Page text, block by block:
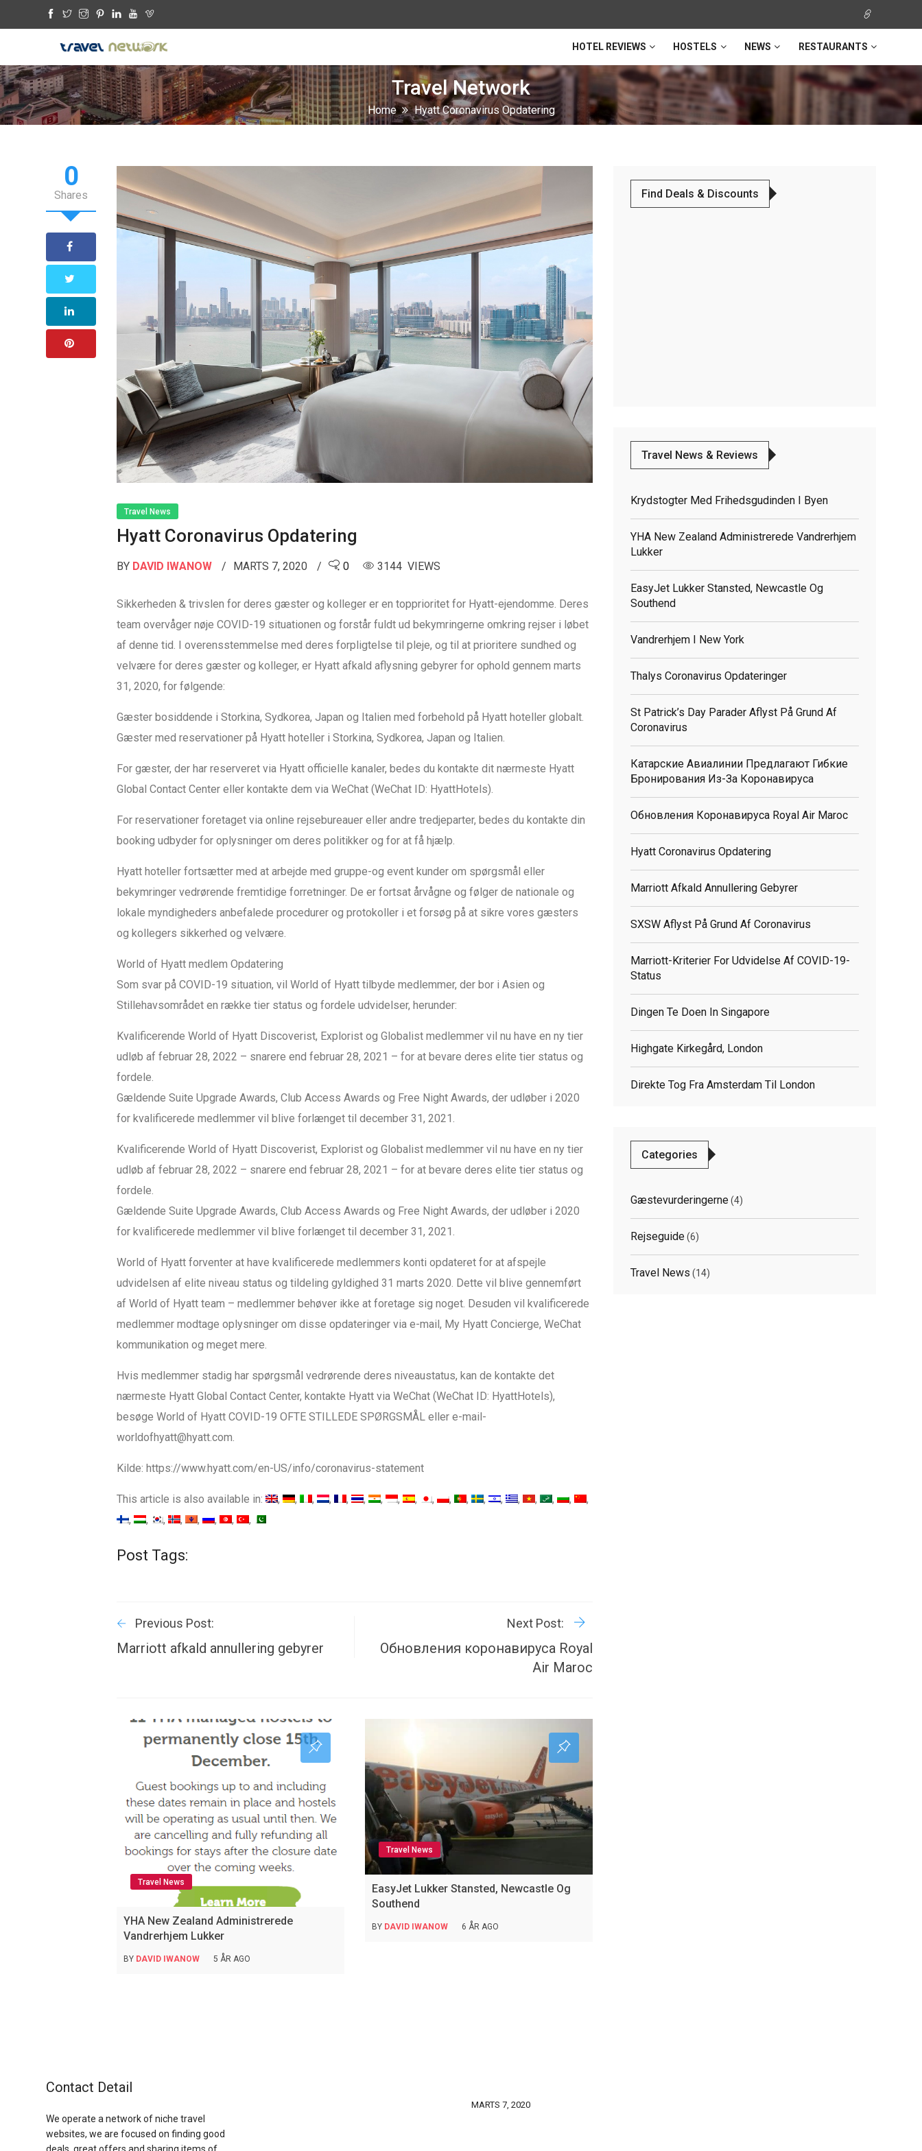
HOTEL REVIEWS HOSTELS NEWS RESTAURANTS
Travel Network
Home Hyatt Coronavirus Opdatering
0
Shares
Travel News
Hyatt Coronavirus Opdatering
BY DAVID IWANOW MARTS 7, 2020 0 3144 VIEWS
Sikkerheden & trivslen for deres gæster og kolleger er en topprioritet for Hyatt-ejendomme. Deres
team overvåger nøje COVID-19 situationen og forstår fuldt ud bekymringerne omkring rejser i løbet
af denne tid. I overensstemmelse med deres forpligtelse til pleje, og til at prioritere sundhed og
velvære for deres gæster og kolleger, er Hyatt afkald aflysning gebyrer for ophold gennem marts
31, 2020, for følgende:
Gæster bosiddende i Storkina, Sydkorea, Japan og Italien med forbehold på Hyatt hoteller globalt.
Gæster med reservationer på Hyatt hoteller i Storkina, Sydkorea, Japan og Italien.
For gæster, der har reserveret via Hyatt officielle kanaler, bedes du kontakte dit nærmeste Hyatt
Global Contact Center eller kontakte dem via WeChat (WeChat ID: HyattHotels).
For reservationer foretaget via online rejsebureauer eller andre tredjeparter, bedes du kontakte din
booking udbyder for oplysninger om deres politikker og for at få hjælp.
Hyatt hoteller fortsætter med at arbejde med gruppe-og event kunder om spørgsmål eller
bekymringer vedrørende fremtidige forretninger. De er fortsat årvågne og følger de nationale og
lokale myndigheders anbefalede procedurer og protokoller i et forsøg på at sikre vores gæsters
og kollegers sikkerhed og velvære.
World of Hyatt medlem Opdatering
Som svar på COVID-19 situation, vil World of Hyatt tilbyde medlemmer, der bor i Asien og
Stillehavsområdet en række tier status og fordele udvidelser, herunder:
Kvalificerende World of Hyatt Discoverist, Explorist og Globalist medlemmer vil nu have en ny tier
udløb af februar 28, 2022 – snarere end februar 28, 2021 – for at bevare deres elite tier status og
fordele.
Gældende Suite Upgrade Awards, Club Access Awards og Free Night Awards, der udløber i 2020
for kvalificerede medlemmer vil blive forlænget til december 31, 2021.
Kvalificerende World of Hyatt Discoverist, Explorist og Globalist medlemmer vil nu have en ny tier
udløb af februar 28, 2022 – snarere end februar 28, 2021 – for at bevare deres elite tier status og
fordele.
Gældende Suite Upgrade Awards, Club Access Awards og Free Night Awards, der udløber i 2020
for kvalificerede medlemmer vil blive forlænget til december 31, 2021.
World of Hyatt forventer at have kvalificerede medlemmers konti opdateret for at afspejle
udvidelsen af elite niveau status og tildeling gyldighed 31 marts 2020. Dette vil blive gennemført
af World of Hyatt team – medlemmer behøver ikke at foretage sig noget. Desuden vil kvalificerede
medlemmer modtage oplysninger om disse opdateringer via e-mail, My Hyatt Concierge, WeChat
kommunikation og meget mere.
Hvis medlemmer stadig har spørgsmål vedrørende deres niveaustatus, kan de kontakte det
nærmeste Hyatt Global Contact Center, kontakte Hyatt via WeChat (WeChat ID: HyattHotels),
besøge World of Hyatt COVID-19 OFTE STILLEDE SPØRGSMÅL eller e-mail-
worldofhyatt@hyatt.com.
Kilde: https://www.hyatt.com/en-US/info/coronavirus-statement
This article is also available in:
Post Tags:
Previous Post:
Marriott afkald annullering gebyrer
Next Post:
Обновления коронавируса Royal
Air Maroc
Travel News
YHA New Zealand Administrerede
Vandrerhjem Lukker
BY DAVID IWANOW 5 ÅR AGO
Travel News
EasyJet Lukker Stansted, Newcastle Og
Southend
BY DAVID IWANOW 6 ÅR AGO
Find Deals & Discounts
Travel News & Reviews
Krydstogter Med Frihedsgudinden I Byen
YHA New Zealand Administrerede Vandrerhjem
Lukker
EasyJet Lukker Stansted, Newcastle Og
Southend
Vandrerhjem I New York
Thalys Coronavirus Opdateringer
St Patrick’s Day Parader Aflyst På Grund Af
Coronavirus
Катарские Авиалинии Предлагают Гибкие
Бронирования Из-За Коронавируса
Обновления Коронавируса Royal Air Maroc
Hyatt Coronavirus Opdatering
Marriott Afkald Annullering Gebyrer
SXSW Aflyst På Grund Af Coronavirus
Marriott-Kriterier For Udvidelse Af COVID-19-
Status
Dingen Te Doen In Singapore
Highgate Kirkegård, London
Direkte Tog Fra Amsterdam Til London
Categories
Gæstevurderingerne(4)
Rejseguide(6)
Travel News (14)
Contact Detail
We operate a network of niche travel
websites, we are focused on finding good
deals, great offers and sharing items of
MARTS 7, 2020